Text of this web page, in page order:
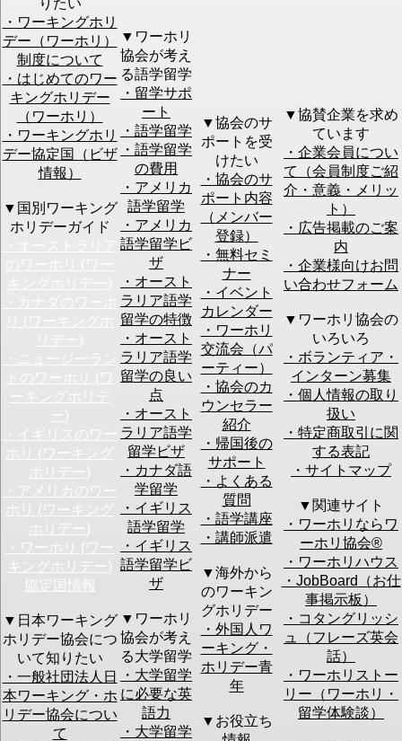
セミナー名
[オンラインC]06月16日 (Tue) 14:00
～ 【STEP1】初心者のための成功す
るワーホリ・留学準備｜現地仕事＆
ビザ情報も徹底解説！
ご注意
初めてセミナーご参加される場合は、
初心者向けセミナー
へのご予約をお願いします。
お名前 必須
このメールアドレスをメール会員(無料)に登録す
る
※予約確認のメールをお送りします。必ず有効なアドレ
スを入力してください。
※ご注意： ワーホリ協会からのメールが迷惑メールにな
ってしまう場合の対処
郵便番号
興味のある国
アメリカ
カナダ
アイルラ
ンド
デンマー
オースト
ラリア
韓国
フランス
ニュージー
ランド
ドイツ
ノルウェー
イギリ
ス
台湾
フィリ
ピン
その他の情報
・セミナーの後に個別カウンセリングをご希望され
ますか？：
りたい
・ワーキングホリ
デー（ワーホリ）
制度について
・はじめてのワー
キングホリデー
（ワーホリ）
・ワーキングホリ
デー協定国（ビザ
情報）
▼国別ワーキング
ホリデーガイド
ーキングホリデ
ー)
・イギリスのワー
ホリ (ワーキング
ホリデー)
・アメリカのワー
ホリ (ワーキング
ホリデー)
・ワーホリ (ワー
キングホリデー)
協定国情報
▼日本ワーキング
ホリデー協会につ
いて知りたい
・一般社団法人日
本ワーキング・ホ
リデー協会につい
て
▼ワーホリ
協会が考え
る語学留学
・留学サポ
ート
・語学留学
・語学留学
の費用
・アメリカ
語学留学
・アメリカ
語学留学ビ
ザ
・オースト
ラリア語学
留学の特徴
・オースト
ラリア語学
留学の良い
点
・オースト
ラリア語学
留学ビザ
・カナダ語
学留学
・イギリス
語学留学
・イギリス
語学留学ビ
ザ
▼ワーホリ
協会が考え
る大学留学
・大学留学
に必要な英
語力
・大学留学
▼協会のサ
ポートを受
けたい
・協会のサ
ポート内容
（メンバー
登録）
・無料セミ
ナー
・イベント
カレンダー
・ワーホリ
交流会（パ
ーティー）
・協会のカ
ウンセラー
紹介
・帰国後の
サポート
・よくある
質問
・語学講座
・講師派遣
▼海外から
のワーキン
グホリデー
・外国人ワ
ーキング・
ホリデー青
年
▼お役立ち
▼協賛企業を求め
ています
・企業会員につい
て（会員制度ご紹
介・意義・メリッ
ト）
・広告掲載のご案
内
・企業様向けお問
い合わせフォーム
▼ワーホリ協会の
いろいろ
・ボランティア・
インターン募集
・個人情報の取り
扱い
・特定商取引に関
する表記
・サイトマップ
▼関連サイト
・ワーホリならワ
ーホリ協会®︎
・ワーホリハウス
・JobBoard（お仕
事掲示板）
・コタングリッシ
ュ（フレーズ英会
話）
・ワーホリストー
リー（ワーホリ・
留学体験談）